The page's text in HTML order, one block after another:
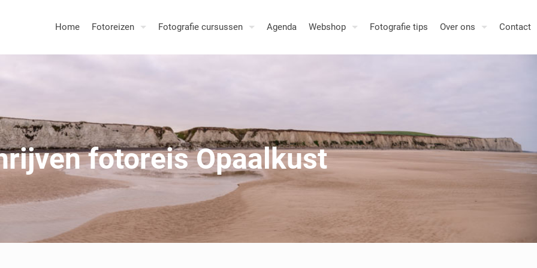
Home Fotoreizen Fotografie cursussen Agenda Webshop Fotografie tips Over ons Contact
fotoreis Opaalkust